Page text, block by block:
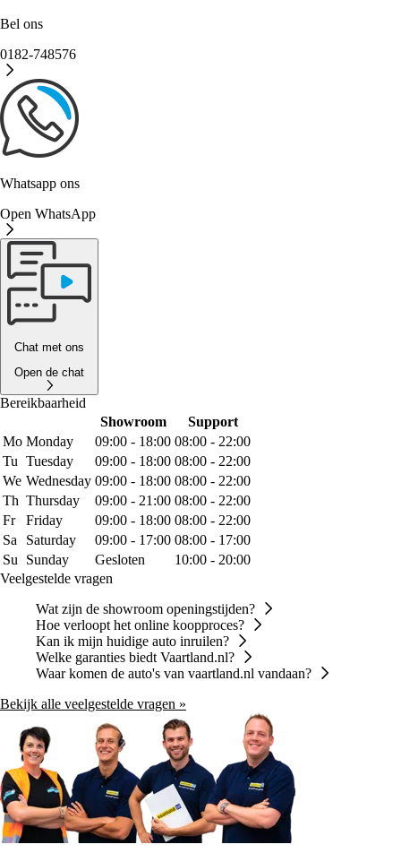
Bel ons
0182-748576
Whatsapp ons
Open WhatsApp
Chat met ons
Open de chat
Bereikbaarheid
Showroom
Support
Mo Monday 09:00 - 18:00 08:00 - 22:00
Tu Tuesday 09:00 - 18:00 08:00 - 22:00
We Wednesday 09:00 - 18:00 08:00 - 22:00
Th Thursday 09:00 - 21:00 08:00 - 22:00
Fr
Friday 09:00 - 18:00 08:00 - 22:00
Sa
Saturday 09:00 - 17:00 08:00 - 17:00
Su
Sunday Gesloten
10:00 - 20:00
Veelgestelde vragen
Wat zijn de showroom openingstijden?
Hoe verloopt het online koopproces?
Kan ik mijn huidige auto inruilen?
Welke garanties biedt Vaartland.nl?
Waar komen de auto's van vaartland.nl vandaan?
Bekijk alle veelgestelde vragen »